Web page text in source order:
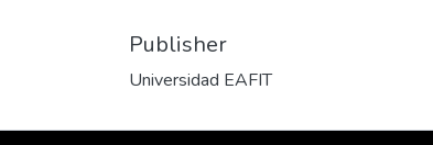
Publisher
Universidad EAFIT